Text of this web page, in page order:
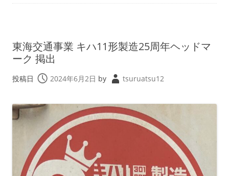
東海交通事業 キハ11形製造25周年ヘッドマ
ーク 掲出
投稿日 2024年6月2日 by tsuruatsu12